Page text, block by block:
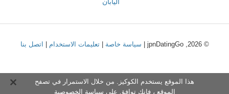
© 2026, jpnDatingGo | سياسة خاصة |تعليمات الاستخدام اتصل بنا
هذا الموقع يستخدم الكوكيز. من خلال الاستمرار في تصفح
الموقع ، فإنك توافق على سياسة الخصوصية